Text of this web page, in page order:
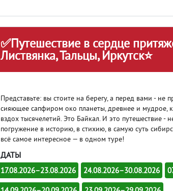
✅Путешествие в сердце
Листвянка, Тальцы, Иркутск⭐
Представьте: вы стоите на берегу, а перед вами - не
сияющее сапфиром око планеты, древнее и мудрое,
вздох тысячелетий. Это Байкал. И это путешествие -
погружение в историю, в стихию, в самую суть
всё самое интересное — в одном туре!
ДАТЫ
17.08.2026–23.08.2026 24.08.2026–30.08.2026